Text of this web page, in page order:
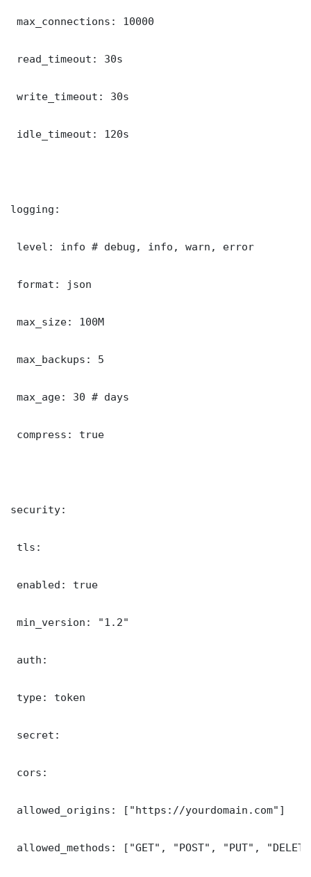
max_connections: 10000
read_timeout: 30s
write_timeout: 30s
idle_timeout: 120s
logging:
level: info # debug, info, warn, error
format: json
max_size: 100M
max_backups: 5
max_age: 30 # days
compress: true
security:
tls:
enabled: true
min_version: "1.2"
auth:
type: token
secret:
cors:
allowed_origins: ["https://yourdomain.com"]
allowed_methods: ["GET", "POST", "PUT",